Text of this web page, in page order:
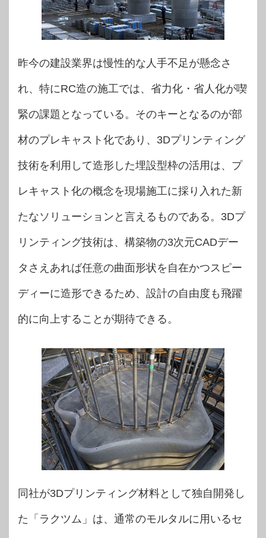
昨今の建設業界は慢性的な人手不足が懸念さ
れ、特にRC造の施工では、省力化・省人化が喫
緊の課題となっている。そのキーとなるのが部
材のプレキャスト化であり、3Dプリンティング
技術を利用して造形した埋設型枠の活用は、プ
レキャスト化の概念を現場施工に採り入れた新
たなソリューションと言えるものである。3Dプ
リンティング技術は、構築物の3次元CADデー
タさえあれば任意の曲面形状を自在かつスピー
ディーに造形できるため、設計の自由度も飛躍
的に向上することが期待できる。
同社が3Dプリンティング材料として独自開発し
た「ラクツム」は、通常のモルタルに用いるセ